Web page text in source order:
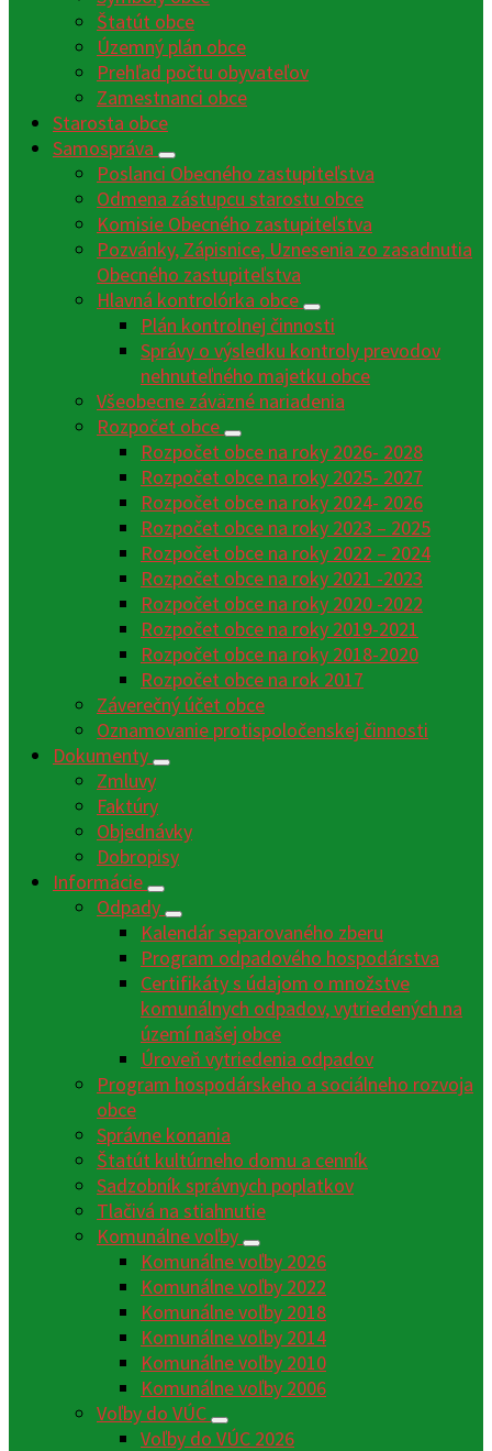
Štatút obce
Územný plán obce
Prehľad počtu obyvateľov
Zamestnanci obce
Starosta obce
Samospráva
Poslanci Obecného zastupiteľstva
Odmena zástupcu starostu obce
Komisie Obecného zastupiteľstva
Pozvánky, Zápisnice, Uznesenia zo zasadnutia
Obecného zastupiteľstva
Hlavná kontrolórka obce
Plán kontrolnej činnosti
Správy o výsledku kontroly prevodov
nehnuteľného majetku obce
Všeobecne záväzné nariadenia
Rozpočet obce
Rozpočet obce na roky 2026- 2028
Rozpočet obce na roky 2025- 2027
Rozpočet obce na roky 2024- 2026
Rozpočet obce na roky 2023 – 2025
Rozpočet obce na roky 2022 – 2024
Rozpočet obce na roky 2021 -2023
Rozpočet obce na roky 2020 -2022
Rozpočet obce na roky 2019-2021
Rozpočet obce na roky 2018-2020
Rozpočet obce na rok 2017
Záverečný účet obce
Oznamovanie protispoločenskej činnosti
Dokumenty
Zmluvy
Faktúry
Objednávky
Dobropisy
Informácie
Odpady
Kalendár separovaného zberu
Program odpadového hospodárstva
Certifikáty s údajom o množstve
komunálnych odpadov, vytriedených na
území našej obce
Úroveň vytriedenia odpadov
Program hospodárskeho a sociálneho rozvoja
obce
Správne konania
Štatút kultúrneho domu a cenník
Sadzobník správnych poplatkov
Tlačivá na stiahnutie
Komunálne voľby
Komunálne voľby 2026
Komunálne voľby 2022
Komunálne voľby 2018
Komunálne voľby 2014
Komunálne voľby 2010
Komunálne voľby 2006
Voľby do VÚC
Voľby do VÚC 2026